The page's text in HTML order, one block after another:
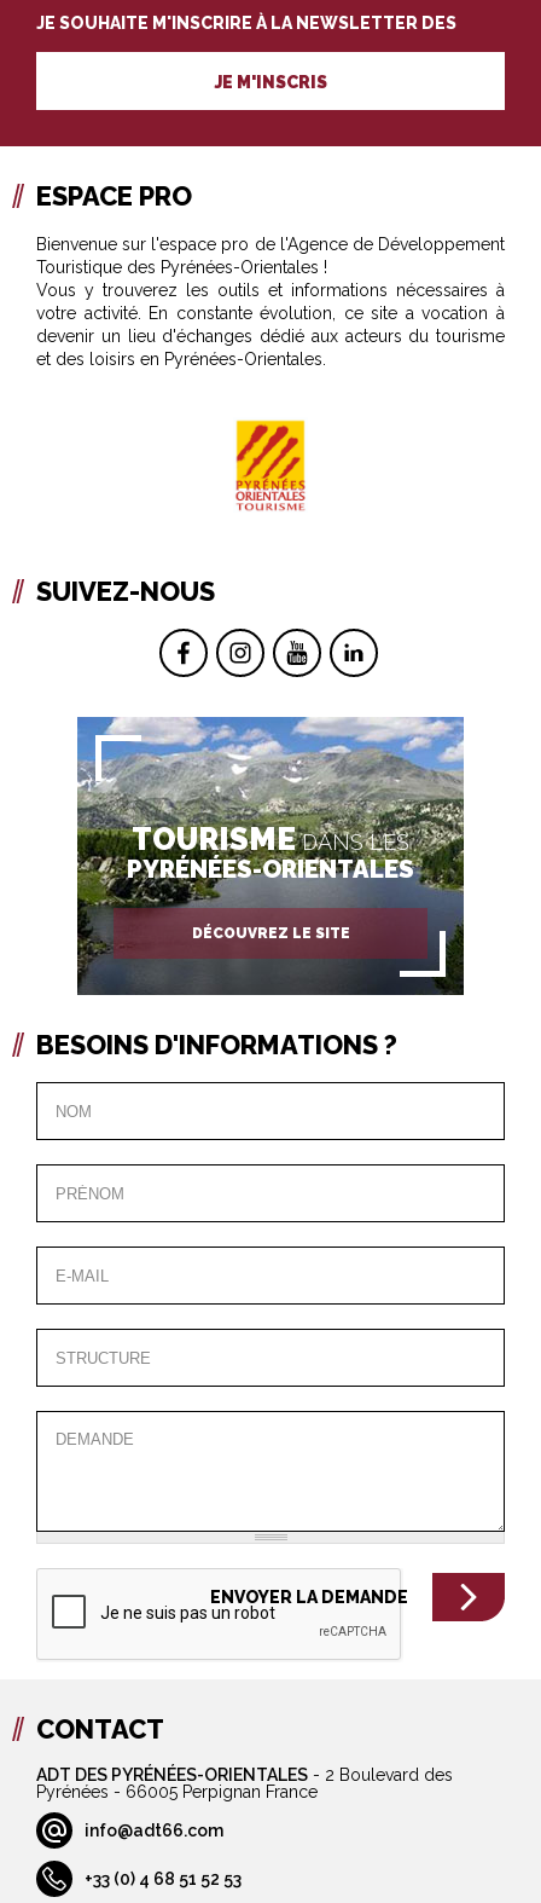
JE SOUHAITE M'INSCRIRE À LA NEWSLETTER DES
PROFESSIONNELS DU TOURISME
JE M'INSCRIS
ESPACE PRO
Bienvenue sur l'espace pro de l'Agence de Développement
Touristique des Pyrénées-Orientales !
Vous y trouverez les outils et informations nécessaires à
votre activité. En constante évolution, ce site a vocation à
devenir un lieu d'échanges dédié aux acteurs du tourisme
et des loisirs en Pyrénées-Orientales.
SUIVEZ-NOUS
TOURISMEDANS LES
PYRÉNÉES-ORIENTALES
DÉCOUVREZ LE SITE
BESOINS D'INFORMATIONS ?
CONTACT
ADT DES PYRÉNÉES-ORIENTALES - 2 Boulevard des
Pyrénées - 66005 Perpignan France
info@adt66.com
+33 (0) 4 68 51 52 53